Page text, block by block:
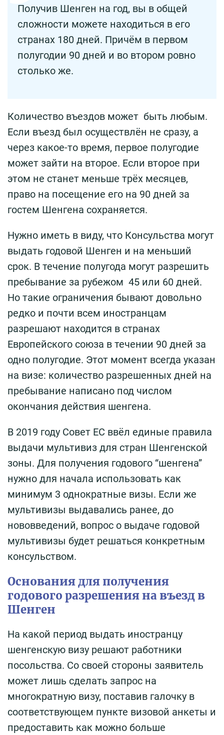
Получив Шенген на год, вы в общей
сложности можете находиться в его
странах 180 дней. Причём в первом
полугодии 90 дней и во втором ровно
столько же.
Количество въездов может быть любым.
Если въезд был осуществлён не сразу, а
через какое-то время, первое полугодие
может зайти на второе. Если второе при
этом не станет меньше трёх месяцев,
право на посещение его на 90 дней за
гостем Шенгена сохраняется.
Нужно иметь в виду, что Консульства могут
выдать годовой Шенген и на меньший
срок. В течение полугода могут разрешить
пребывание за рубежом 45 или 60 дней.
Но такие ограничения бывают довольно
редко и почти всем иностранцам
разрешают находится в странах
Европейского союза в течении 90 дней за
одно полугодие. Этот момент всегда указан
на визе: количество разрешенных дней на
пребывание написано под числом
окончания действия шенгена.
В 2019 году Совет ЕС ввёл единые правила
выдачи мультивиз для стран Шенгенской
зоны. Для получения годового “шенгена”
нужно для начала использовать как
минимум 3 однократные визы. Если же
мультивизы выдавались ранее, до
нововведений, вопрос о выдаче годовой
мультивизы будет решаться конкретным
консульством.
Основания для получения
годового разрешения на въезд в
Шенген
На какой период выдать иностранцу
шенгенскую визу решают работники
посольства. Со своей стороны заявитель
может лишь сделать запрос на
многократную визу, поставив галочку в
соответствующем пункте визовой анкеты и
предоставить как можно больше